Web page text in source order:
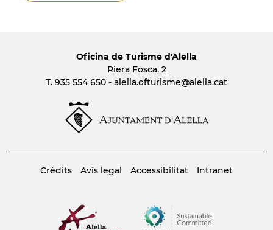
Oficina de Turisme d'Alella
Riera Fosca, 2
T. 935 554 650 - alella.ofturisme@alella.cat
Crèdits Avís legal Accessibilitat Intranet